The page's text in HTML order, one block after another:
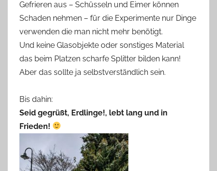
Gefrieren aus – Schüsseln und Eimer können
Schaden nehmen – für die Experimente nur Dinge
verwenden die man nicht mehr benötigt.
Und keine Glasobjekte oder sonstiges Material
das beim Platzen scharfe Splitter bilden kann!
Aber das sollte ja selbstverständlich sein.
Bis dahin:
Seid gegrüßt, Erdlinge!, lebt lang und in
Frieden!